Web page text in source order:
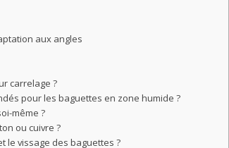
aux angles
carrelage ?
pour les baguettes en zone humide ?
même ?
ou cuivre ?
le vissage des baguettes ?